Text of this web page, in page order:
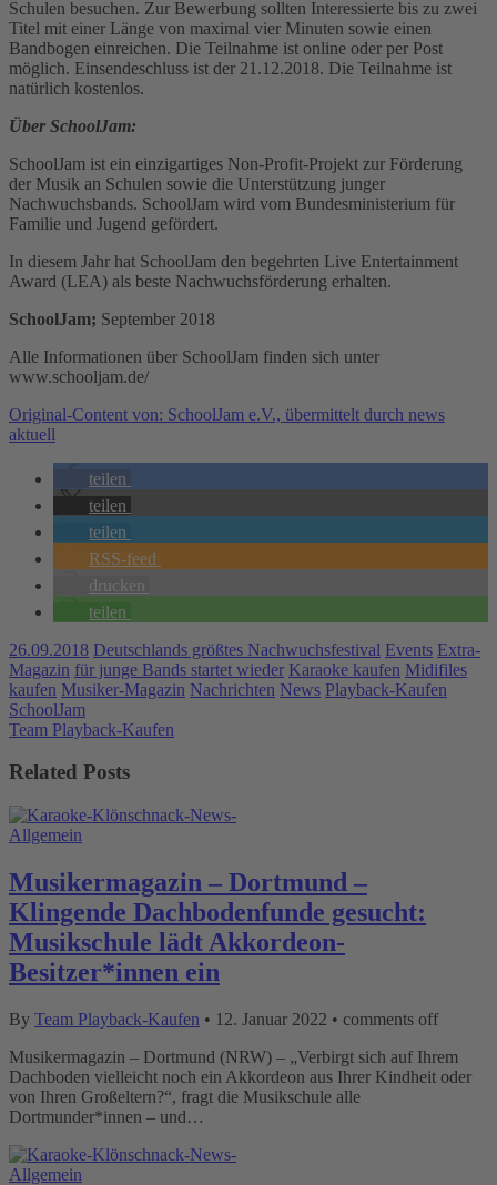
Schulen besuchen. Zur Bewerbung sollten Interessierte bis zu zwei
Titel mit einer Länge von maximal vier Minuten sowie einen
Bandbogen einreichen. Die Teilnahme ist online oder per Post
möglich. Einsendeschluss ist der 21.12.2018. Die Teilnahme ist
natürlich kostenlos.
Über SchoolJam:
SchoolJam ist ein einzigartiges Non-Profit-Projekt zur Förderung
der Musik an Schulen sowie die Unterstützung junger
Nachwuchsbands. SchoolJam wird vom Bundesministerium für
Familie und Jugend gefördert.
In diesem Jahr hat SchoolJam den begehrten Live Entertainment
Award (LEA) als beste Nachwuchsförderung erhalten.
SchoolJam; September 2018
Alle Informationen über SchoolJam finden sich unter
www.schooljam.de/
Original-Content von: SchoolJam e.V., übermittelt durch news
aktuell
teilen
teilen
teilen
RSS-feed
drucken
teilen
26.09.2018 Deutschlands größtes Nachwuchsfestival Events Extra-
Magazin für junge Bands startet wieder Karaoke kaufen Midifiles
kaufen Musiker-Magazin Nachrichten News Playback-Kaufen
SchoolJam
Team Playback-Kaufen
Related Posts
Allgemein
Musikermagazin – Dortmund –
Klingende Dachbodenfunde gesucht:
Musikschule lädt Akkordeon-
Besitzer*innen ein
By Team Playback-Kaufen • 12. Januar 2022 • comments off
Musikermagazin – Dortmund (NRW) – „Verbirgt sich auf Ihrem
Dachboden vielleicht noch ein Akkordeon aus Ihrer Kindheit oder
von Ihren Großeltern?“, fragt die Musikschule alle
Dortmunder*innen – und…
Allgemein